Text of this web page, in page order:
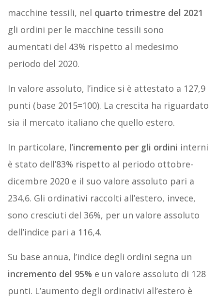
macchine tessili, nel quarto trimestre del 2021
gli ordini per le macchine tessili sono
aumentati del 43% rispetto al medesimo
periodo del 2020.
In valore assoluto, l’indice si è attestato a 127,9
punti (base 2015=100). La crescita ha riguardato
sia il mercato italiano che quello estero.
In particolare, l’incremento per gli ordini interni
è stato dell’83% rispetto al periodo ottobre-
dicembre 2020 e il suo valore assoluto pari a
234,6. Gli ordinativi raccolti all’estero, invece,
sono cresciuti del 36%, per un valore assoluto
dell’indice pari a 116,4.
Su base annua, l’indice degli ordini segna un
incremento del 95% e un valore assoluto di 128
punti. L’aumento degli ordinativi all’estero è